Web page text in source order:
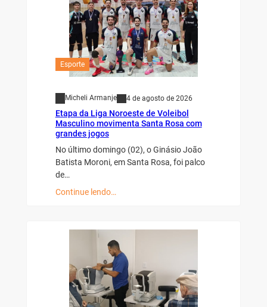
Esporte
Micheli Armanje
Etapa da Liga Noroeste de Voleibol
Masculino movimenta Santa Rosa com
grandes jogos
Batista Moroni, em Santa Rosa, foi palco
de…